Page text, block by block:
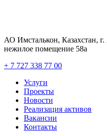
АО Имсталькон, Казахстан,
нежилое помещение 58а
+ 7 727 338 77 00
Услуги
Проекты
Новости
Реализация активов
Вакансии
Контакты